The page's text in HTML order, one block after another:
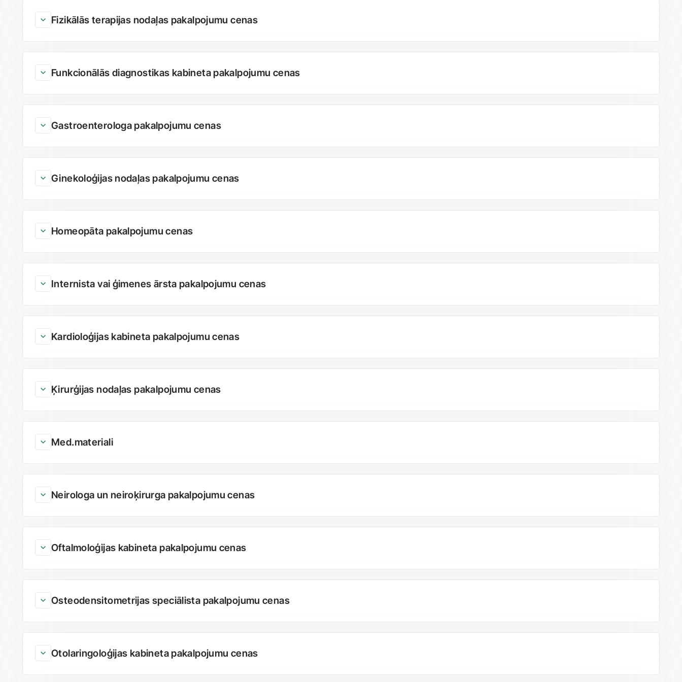
Fizikālās terapijas nodaļas pakalpojumu cenas
Funkcionālās diagnostikas kabineta pakalpojumu cenas
Gastroenterologa pakalpojumu cenas
Ginekoloģijas nodaļas pakalpojumu cenas
Homeopāta pakalpojumu cenas
Internista vai ģimenes ārsta pakalpojumu cenas
Kardioloģijas kabineta pakalpojumu cenas
Ķirurģijas nodaļas pakalpojumu cenas
Med.materiali
Neirologa un neiroķirurga pakalpojumu cenas
Oftalmoloģijas kabineta pakalpojumu cenas
Osteodensitometrijas speciālista pakalpojumu cenas
Otolaringoloģijas kabineta pakalpojumu cenas